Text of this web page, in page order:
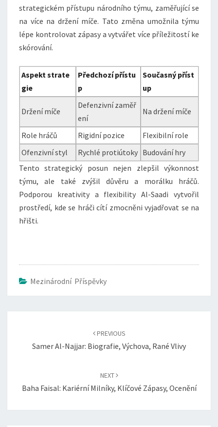
strategickém přístupu národního týmu, zaměřující se
na více na držení míče. Tato změna umožnila týmu
lépe kontrolovat zápasy a vytvářet více příležitostí ke
skórování.
Aspekt strate
gie
Předchozí přístu
p
Současný příst
up
Držení míče
Defenzivní zaměř
ení
Na držení míče
Role hráčů Rigidní pozice
Flexibilní role
Ofenzivní styl
Rychlé protiútoky Budování hry
Tento strategický posun nejen zlepšil výkonnost
týmu, ale také zvýšil důvěru a morálku hráčů.
Podporou kreativity a flexibility Al-Saadi vytvořil
prostředí, kde se hráči cítí zmocněni vyjadřovat se na
hřišti.
Mezinárodní Příspěvky
PREVIOUS
Samer Al-Najjar: Biografie, Výchova, Rané Vlivy
NEXT
Baha Faisal: Kariérní Milníky, Klíčové Zápasy, Ocenění